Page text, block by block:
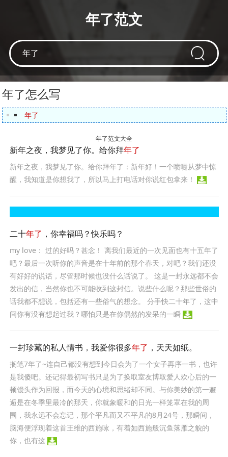
年了范文
年了怎么写
年了
年了范文大全
新年之夜，我梦见了你。给你拜年了
新年之夜，我梦见了你。给你拜年了：新年好！一个喷嚏从梦中惊
醒，我知道是你想我了，所以马上打电话对你说红包拿来！
二十年了 ，你幸福吗？快乐吗？
my love： 过的好吗？甚念！ 离我们最近的一次见面也有十五年了
吧？最后一次听你的声音是在十年前的那个春天，对吧？我们还没
有好好的说话，尽管那时候也没什么话说了。 这是一封永远都不会
发出的信，当然你也不可能收到这封信。说些什么呢？那些世俗的
话我都不想说，包括还有一些俗气的想念。 分手快二十年了，这中
间你有没有想起过我？哪怕只是在你偶然的发呆的一瞬
一封珍藏的私人情书，我爱你很多年了 ，天天如纸。
搁笔7年了~连自己都没有想到今日会为了一个女子再序一书，也许
是我傻吧。还记得最初写书只是为了换取室友博取爱人欢心后的一
顿馒头作为回报，而今天的心境和思绪却不同。与你美妙的第一邂
逅是在冬季里最冷的那天，你就象暖和的日光一样笼罩在我的周
围，我永远不会忘记，那个平凡而又不平凡的8月24号，那瞬间，
脑海便浮现着这首王维的西施咏，有着如西施般沉鱼落雁之貌的
你，也有这